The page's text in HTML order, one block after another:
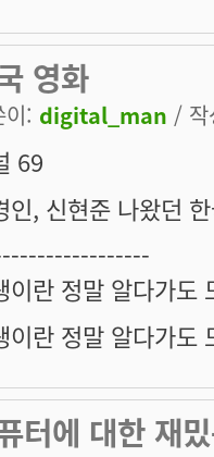
영화
이: digital_man /
69
인, 신현준 나왔던
이란 정말 알다가도
이란 정말 알다가도
터에 대한 재